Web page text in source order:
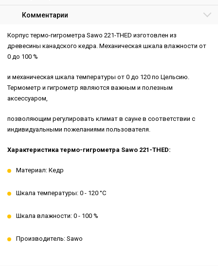
Комментарии
Корпус термо-гигрометра Sawo 221-THED изготовлен из
древесины канадского кедра. Механическая шкала влажности от
0 до 100 %
и механическая шкала температуры от 0 до 120 по Цельсию.
Термометр и гигрометр являются важным и полезным
аксессуаром,
позволяющим регулировать климат в сауне в соответствии с
индивидуальными пожеланиями пользователя.
Характеристика термо-гигрометра Sawo 221-THED:
Материал: Кедр
Шкала температуры: 0 - 120 °C
Шкала влажности: 0 - 100 %
Производитель: Sawo